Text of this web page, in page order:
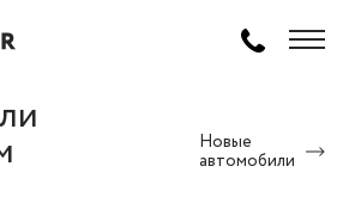
Новые
автомобили